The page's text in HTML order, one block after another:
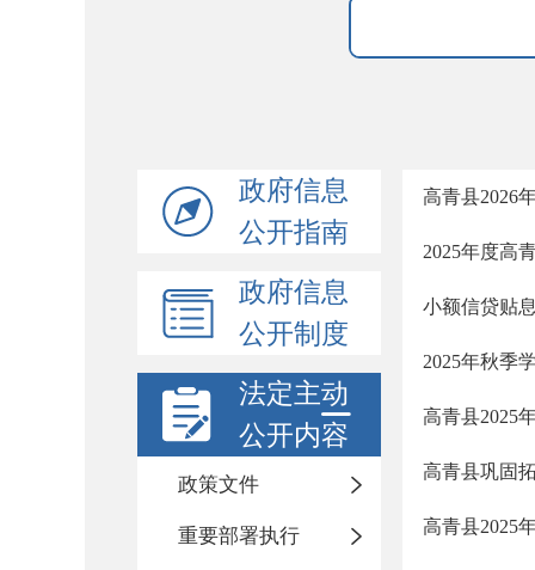
政府信息
公开指南
政府信息
公开制度
法定主动
公开内容
政策文件
重要部署执行
高青县2026
2025年度高
小额信贷贴
2025年秋季
高青县2025
高青县巩固
高青县2025